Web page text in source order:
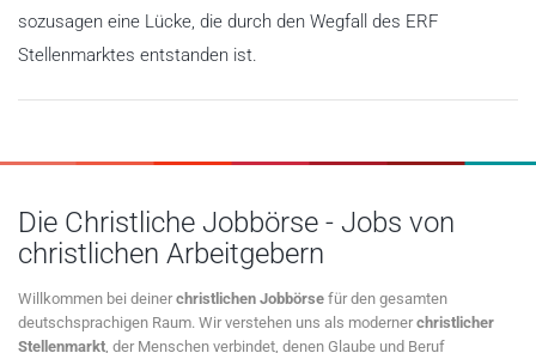
sozusagen eine Lücke, die durch den Wegfall des ERF
Stellenmarktes entstanden ist.
Die Christliche Jobbörse - Jobs von
christlichen Arbeitgebern
Willkommen bei deinerchristlichen Jobbörse für den gesamten
deutschsprachigen Raum. Wir verstehen uns als modernerchristlicher
Stellenmarkt , der Menschen verbindet, denen Glaube und Beruf